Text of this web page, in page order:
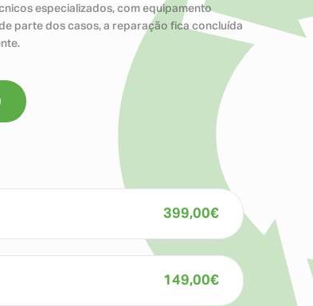
especializados, com equipamento
parte dos casos, a reparação fica concluída
399,00€
149,00€